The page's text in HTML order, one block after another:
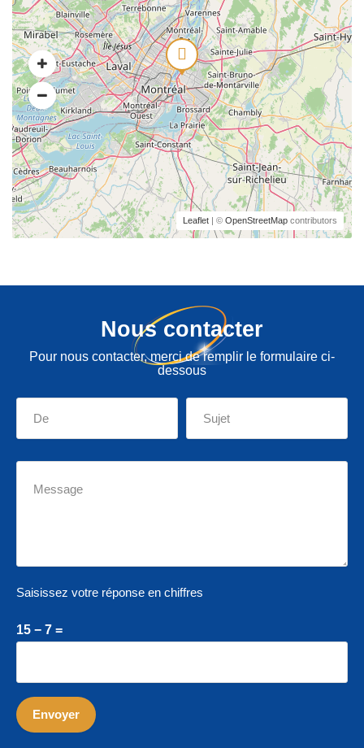
Leaflet | © OpenStreetMap contributors
Nous contacter
Pour nous contacter, merci de remplir le formulaire ci-
dessous
Saisissez votre réponse en chiffres
15 − 7 =